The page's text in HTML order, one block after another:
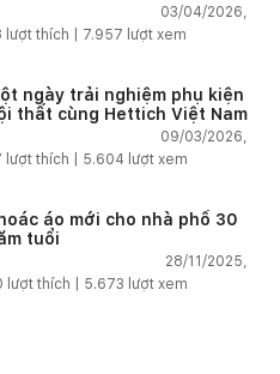
03/04/2026,
lượt thích | 7.957 lượt xem
ngày trải nghiệm phụ kiện
thất cùng Hettich Việt Nam
09/03/2026,
lượt thích | 5.604 lượt xem
áo mới cho nhà phố 30
tuổi
28/11/2025,
lượt thích | 5.673 lượt xem